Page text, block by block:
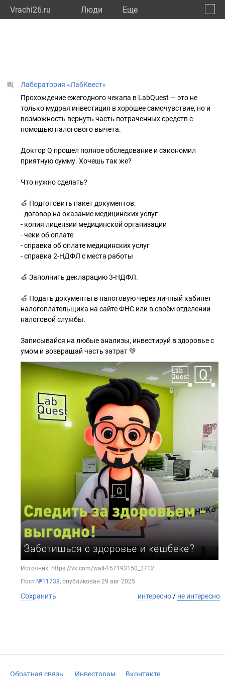
Vrachi26.ru Люди Eще
Лаборатория «ЛабКвест»
Прохождение ежегодного чекапа в LabQuest — это не
только мудрая инвестиция в хорошее самочувствие, но и
возможность вернуть часть потраченных средств с
помощью налогового вычета.
Доктор Q прошел полное обследование и сэкономил
приятную сумму. Хочешь так же?
Что нужно сделать?
🍏 Подготовить пакет документов:
- договор на оказание медицинских услуг
- копия лицензии медицинской организации
- чеки об оплате
- справка об оплате медицинских услуг
- справка 2-НДФЛ с места работы
🍏 Заполнить декларацию 3-НДФЛ.
🍏 Подать документы в налоговую через личный кабинет
налогоплательщика на сайте ФНС или в своём отделении
налоговой службы.
Записывайся на любые анализы, инвестируй в здоровье с
умом и возвращай часть затрат 💚
Источник: https://vk.com/wall-157193150_2712
Пост №11738, опубликован 29 авг 2025
Сохранить интересно / не интересно
Обратная связь Инвесторам Вконтакте